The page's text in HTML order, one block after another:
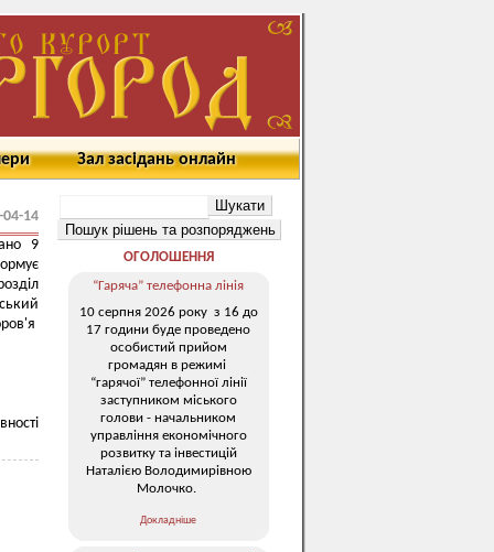
Зал засідань онлайн
04-14
9
ОГОЛОШЕННЯ
“Гаряча” телефонна лінія
10 серпня 2026 року з 16 до
17 години буде проведено
особистий прийом
громадян в режимі
“гарячої” телефонної лінії
заступником міського
голови - начальником
управління економічного
розвитку та інвестицій
Наталією Володимирівною
Молочко.
Докладніше